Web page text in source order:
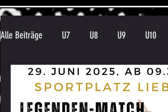
Alle Beiträge U7 U8 U9 U10
Spielergebnis Veranstaltungen